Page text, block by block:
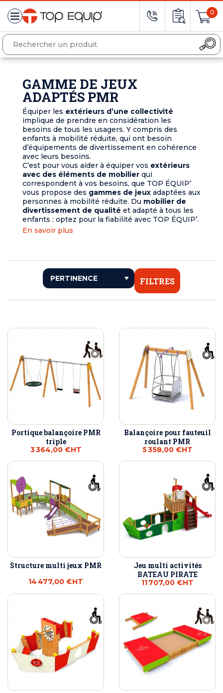
0
GAMME DE JEUX
ADAPTÉS PMR
Équiper les extérieurs d’une collectivité
implique de prendre en considération les
besoins de tous les usagers. Y compris des
enfants à mobilité réduite, qui ont besoin
d’équipements de divertissement en cohérence
avec leurs besoins.
C’est pour vous aider à équiper vos extérieurs
avec des éléments de mobilier qui
correspondent à vos besoins, que TOP ÉQUIP’
vous propose des gammes de jeux adaptées aux
personnes à mobilité réduite. Du mobilier de
divertissement de qualité et adapté à tous les
enfants : optez pour la fiabilité avec TOP ÉQUIP’.
En savoir plus
FILTRES
Portique balançoire PMR
triple
3 364,00 €HT
Balançoire pour fauteuil
roulant PMR
5 358,00 €HT
Structure multi jeux PMR
14 477,00 €HT
Jeu multi activités
BATEAU PIRATE
11 707,00 €HT